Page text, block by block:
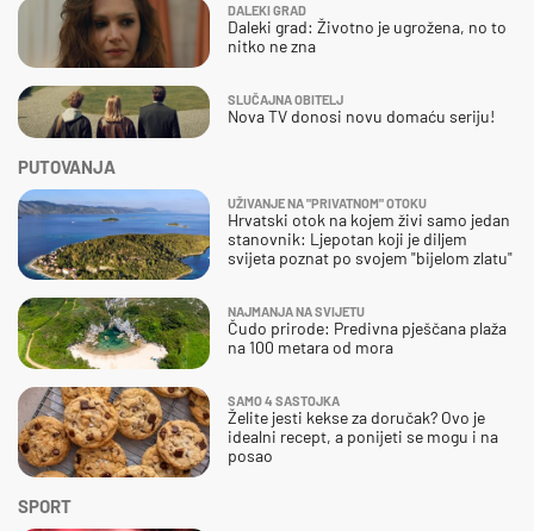
SPORT
DALEKI GRAD
Daleki grad: Životno je ugrožena, no to
nitko ne zna
SLUČAJNA OBITELJ
Nova TV donosi novu domaću seriju!
PUTOVANJA
UŽIVANJE NA "PRIVATNOM" OTOKU
Hrvatski otok na kojem živi samo jedan
stanovnik: Ljepotan koji je diljem
svijeta poznat po svojem "bijelom zlatu"
NAJMANJA NA SVIJETU
Čudo prirode: Predivna pješčana plaža
na 100 metara od mora
SAMO 4 SASTOJKA
Želite jesti kekse za doručak? Ovo je
idealni recept, a ponijeti se mogu i na
posao